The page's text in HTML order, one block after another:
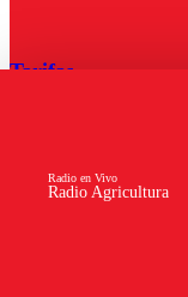
Radio Agricultura
Radio en Vivo
Tarifas